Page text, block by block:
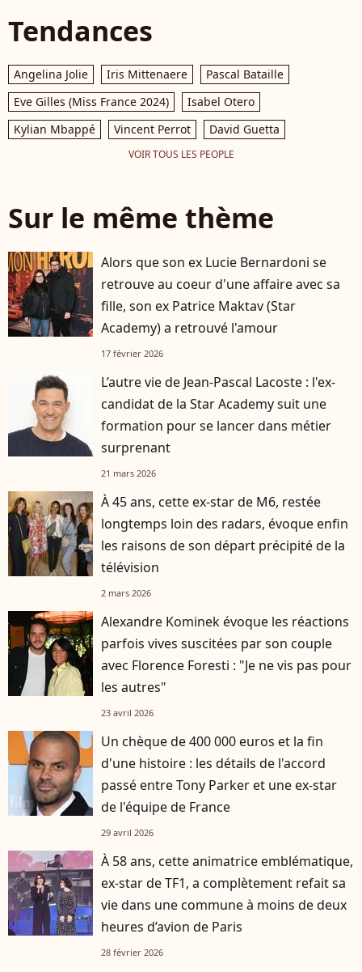
Tendances
Angelina Jolie Iris Mittenaere
Pascal Bataille
Eve Gilles (Miss France 2024)
Isabel Otero
Kylian Mbappé
Vincent Perrot David Guetta
VOIR TOUS LES PEOPLE
Sur le même thème
Alors que son ex Lucie Bernardoni se
retrouve au coeur d'une affaire avec sa
fille, son ex Patrice Maktav (Star
Academy) a retrouvé l'amour
17 février 2026
L’autre vie de Jean-Pascal Lacoste : l'ex-
candidat de la Star Academy suit une
formation pour se lancer dans métier
surprenant
21 mars 2026
À 45 ans, cette ex-star de M6, restée
longtemps loin des radars, évoque enfin
les raisons de son départ précipité de la
télévision
2 mars 2026
Alexandre Kominek évoque les réactions
parfois vives suscitées par son couple
avec Florence Foresti : "Je ne vis pas pour
les autres"
23 avril 2026
Un chèque de 400 000 euros et la fin
d'une histoire : les détails de l'accord
passé entre Tony Parker et une ex-star
de l'équipe de France
29 avril 2026
À 58 ans, cette animatrice emblématique,
ex-star de TF1, a complètement refait sa
vie dans une commune à moins de deux
heures d’avion de Paris
28 février 2026